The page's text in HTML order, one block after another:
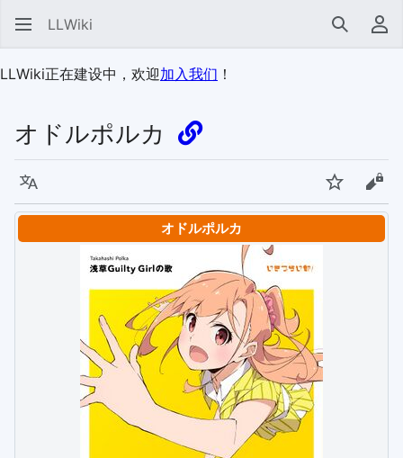
LLWiki 搜索 用
LLWiki正在建设中，欢迎加入我们 ！
オドルポルカ
语言 监视 查
オドルポルカ